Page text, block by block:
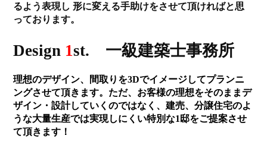
るよう表現し 形に変える手助けをさせて頂ければと思
っております。
Design 1st. 一級建築士事務所
理想のデザイン、間取りを3Dでイメージしてプランニ
ングさせて頂きます。ただ、お客様の理想をそのままデ
ザイン・設計していくのではなく、建売、分譲住宅のよ
うな大量生産では実現しにくい特別な1邸をご提案させ
て頂きます！